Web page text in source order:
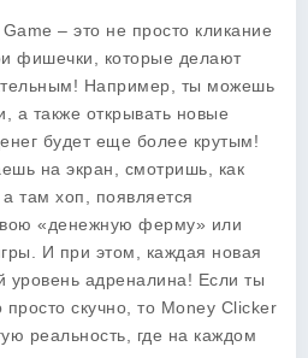
– это не просто кликание
фишечки, которые делают
Например, ты можешь
а также открывать новые
будет еще более крутым!
на экран, смотришь, как
там хоп, появляется
«денежную ферму» или
И при этом, каждая новая
уровень адреналина! Если ты
скучно, то Money Clicker
реальность, где на каждом